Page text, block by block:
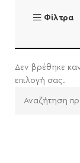
Φίλτρα
Δεν βρέθηκε
επιλογή σας.